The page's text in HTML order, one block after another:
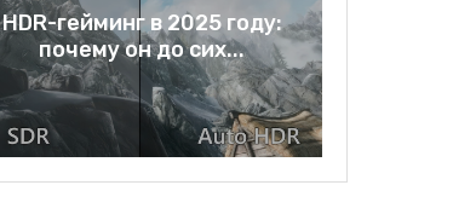
HDR-гейминг в 2025 году:
почему он до сих...